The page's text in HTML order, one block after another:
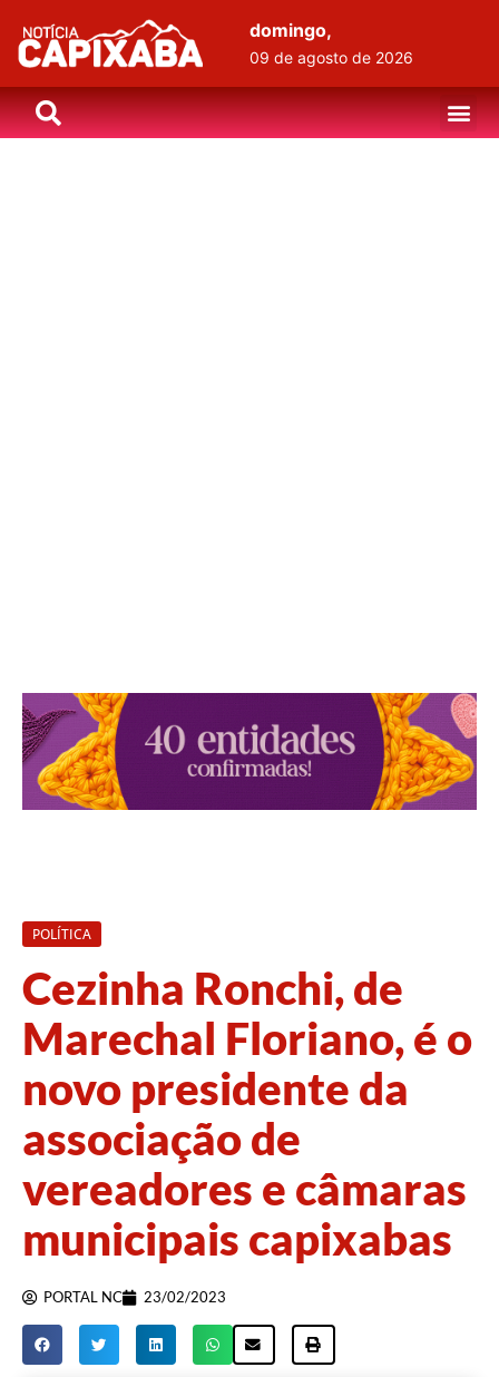
domingo,
09 de agosto de 2026
POLÍTICA
Cezinha Ronchi, de
Marechal Floriano, é o
novo presidente da
associação de
vereadores e câmaras
municipais capixabas
PORTAL NC 23/02/2023